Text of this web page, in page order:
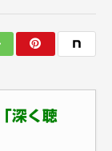
深く聴